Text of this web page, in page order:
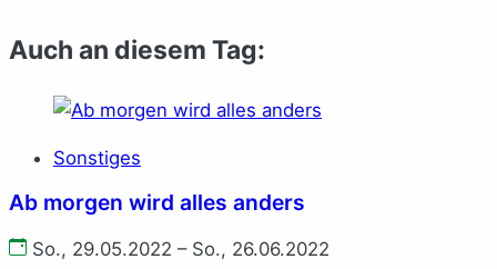
Auch an diesem Tag:
Sonstiges
Ab morgen wird alles anders
So., 29.05.2022 – So., 26.06.2022